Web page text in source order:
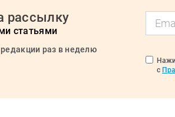
рассылку
статьями
раз в неделю
с